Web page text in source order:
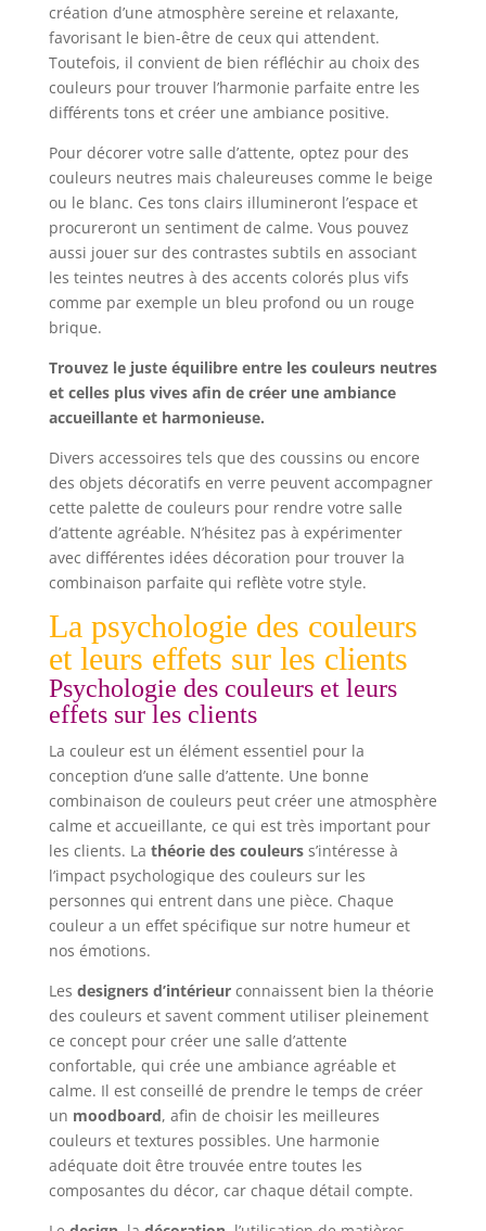
création d’une atmosphère sereine et relaxante,
favorisant le bien-être de ceux qui attendent.
Toutefois, il convient de bien réfléchir au choix des
couleurs pour trouver l’harmonie parfaite entre les
différents tons et créer une ambiance positive.
Pour décorer votre salle d’attente, optez pour des
couleurs neutres mais chaleureuses comme le beige
ou le blanc. Ces tons clairs illumineront l’espace et
procureront un sentiment de calme. Vous pouvez
aussi jouer sur des contrastes subtils en associant
les teintes neutres à des accents colorés plus vifs
comme par exemple un bleu profond ou un rouge
brique.
Trouvez le juste équilibre entre les couleurs neutres
et celles plus vives afin de créer une ambiance
accueillante et harmonieuse.
Divers accessoires tels que des coussins ou encore
des objets décoratifs en verre peuvent accompagner
cette palette de couleurs pour rendre votre salle
d’attente agréable. N’hésitez pas à expérimenter
avec différentes idées décoration pour trouver la
combinaison parfaite qui reflète votre style.
La psychologie des couleurs
et leurs effets sur les clients
Psychologie des couleurs et leurs
effets sur les clients
La couleur est un élément essentiel pour la
conception d’une salle d’attente. Une bonne
combinaison de couleurs peut créer une atmosphère
calme et accueillante, ce qui est très important pour
les clients. La théorie des couleurss’intéresse à
l’impact psychologique des couleurs sur les
personnes qui entrent dans une pièce. Chaque
couleur a un effet spécifique sur notre humeur et
nos émotions.
Les designers d’intérieurconnaissent bien la théorie
des couleurs et savent comment utiliser pleinement
ce concept pour créer une salle d’attente
confortable, qui crée une ambiance agréable et
calme. Il est conseillé de prendre le temps de créer
un moodboard, afin de choisir les meilleures
couleurs et textures possibles. Une harmonie
adéquate doit être trouvée entre toutes les
composantes du décor, car chaque détail compte.